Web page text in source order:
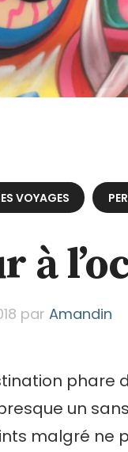
VOYAGES
à
par Amandin
phare
un
malgré ne